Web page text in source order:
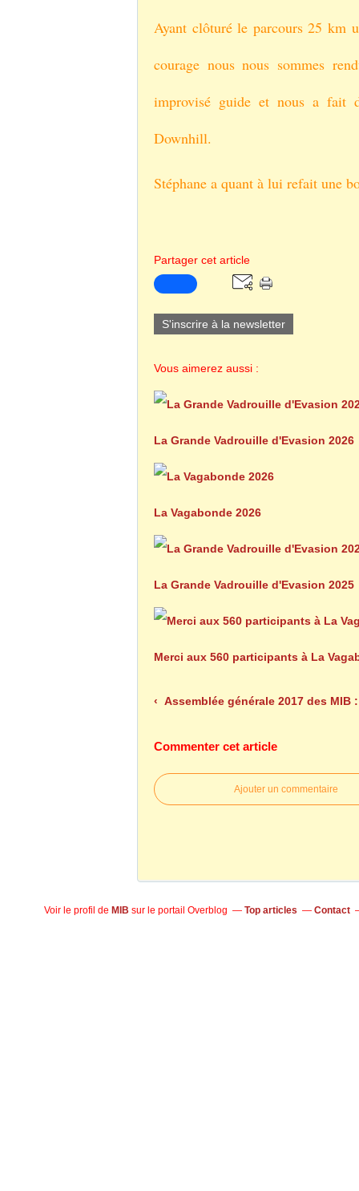
Ayant clôturé le parcours 25 km
courage nous nous sommes
improvisé guide et nous a fait
Downhill.
Stéphane a quant à lui refait une
Partager cet article
S'inscrire à la newsletter
Vous aimerez aussi :
La Grande Vadrouille d'Evasion 2026
La Vagabonde 2026
La Grande Vadrouille d'Evasion 2025
Merci aux 560 participants à La
Assemblée générale 2017 des MIB : une année
Commenter cet article
Ajouter un commentaire
Voir le profil de MIB sur le portail Overblog Top articles Contact